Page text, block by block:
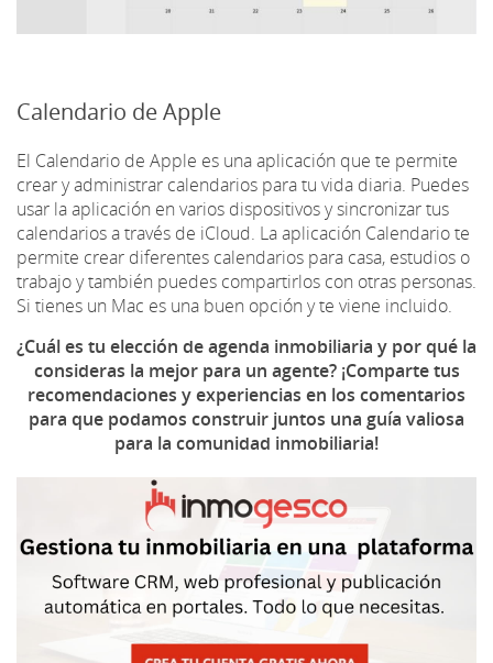
Calendario de Apple
El Calendario de Apple es una aplicación que te permite
crear y administrar calendarios para tu vida diaria. Puedes
usar la aplicación en varios dispositivos y sincronizar tus
calendarios a través de iCloud. La aplicación Calendario te
permite crear diferentes calendarios para casa, estudios o
trabajo y también puedes compartirlos con otras personas.
Si tienes un Mac es una buen opción y te viene incluido.
¿Cuál es tu elección de agenda inmobiliaria y por qué la
consideras la mejor para un agente? ¡Comparte tus
recomendaciones y experiencias en los comentarios
para que podamos construir juntos una guía valiosa
para la comunidad inmobiliaria!